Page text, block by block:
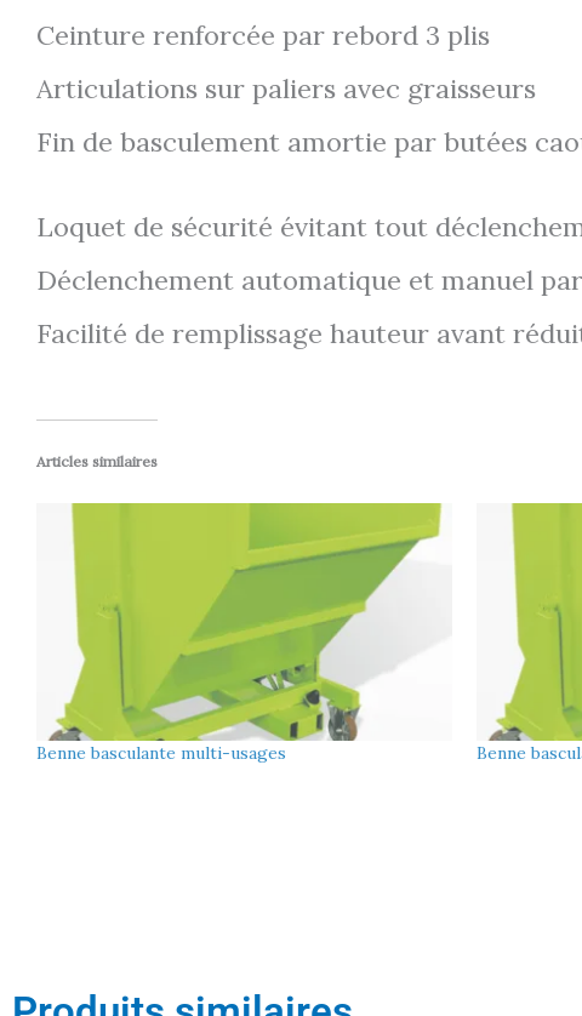
Ceinture renforcée par rebord 3 plis
Articulations sur paliers avec graisseurs
Fin de basculement amortie par butées
Loquet de sécurité évitant tout
Déclenchement automatique et manuel
Facilité de remplissage hauteur avant
Articles similaires
Benne basculante multi-usages Benne